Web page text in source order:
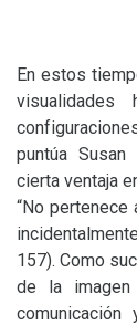
En estos
visualidades
puntúa
cierta ventaja
“No pertenece
157). Como
de la
comunicación